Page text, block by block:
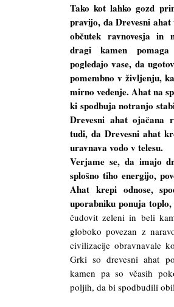
Tako kot lahko gozd
pravijo, da Drevesni
občutek ravnovesja in
dragi kamen pomaga
pogledajo vase, da
pomembno v življenju,
mirno vedenje. Ahat na
ki spodbuja notranjo
Drevesni ahat ojačana
tudi, da Drevesni ahat
uravnava vodo v telesu.
Verjame se, da imajo
splošno tiho energijo,
Ahat krepi odnose,
uporabniku ponuja toplo,
čudovit zeleni in beli
globoko povezan z
civilizacije obravnavale
Grki so drevesni ahat
kamen pa so včasih
poljih, da bi spodbudili